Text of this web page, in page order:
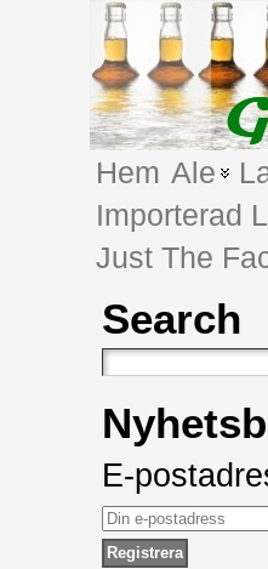
Hem Ale
Importerad
Just The
Search
E-